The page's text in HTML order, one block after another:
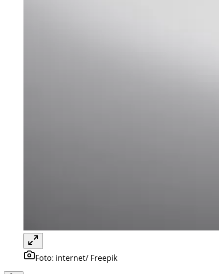
Foto: internet/ Freepik